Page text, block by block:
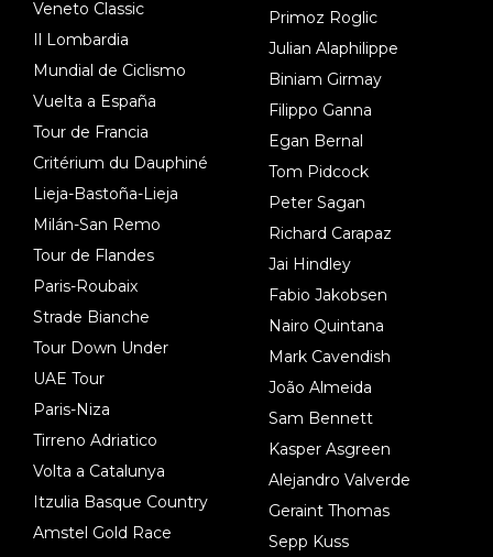
Veneto Classic
Il Lombardia
Mundial de Ciclismo
Vuelta a España
Tour de Francia
Critérium du Dauphiné
Lieja-Bastoña-Lieja
Milán-San Remo
Tour de Flandes
Paris-Roubaix
Strade Bianche
Tour Down Under
UAE Tour
Paris-Niza
Tirreno Adriatico
Volta a Catalunya
Itzulia Basque Country
Amstel Gold Race
Primoz Roglic
Julian Alaphilippe
Biniam Girmay
Filippo Ganna
Egan Bernal
Tom Pidcock
Peter Sagan
Richard Carapaz
Jai Hindley
Fabio Jakobsen
Nairo Quintana
Mark Cavendish
João Almeida
Sam Bennett
Kasper Asgreen
Alejandro Valverde
Geraint Thomas
Sepp Kuss